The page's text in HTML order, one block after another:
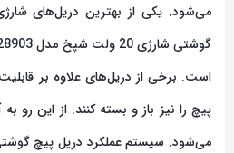
می‌شود. یکی از بهترین دریل‌های شارژی
است. برخی از دریل‌های علاوه بر قابلیت
پیچ را نیز باز و بسته کنند. از این رو
می‌‌شود. سیستم عملکرد دریل پیچ